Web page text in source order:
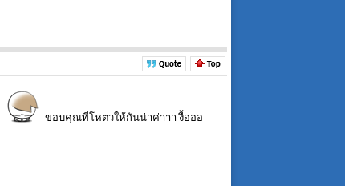
ขอบคุณที่โหตวให้กันน่าค่าาา งื้อออ